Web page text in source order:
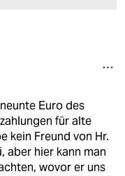
Euro des
für alte
kein Freund von Hr.
aber hier kann man
wovor er uns